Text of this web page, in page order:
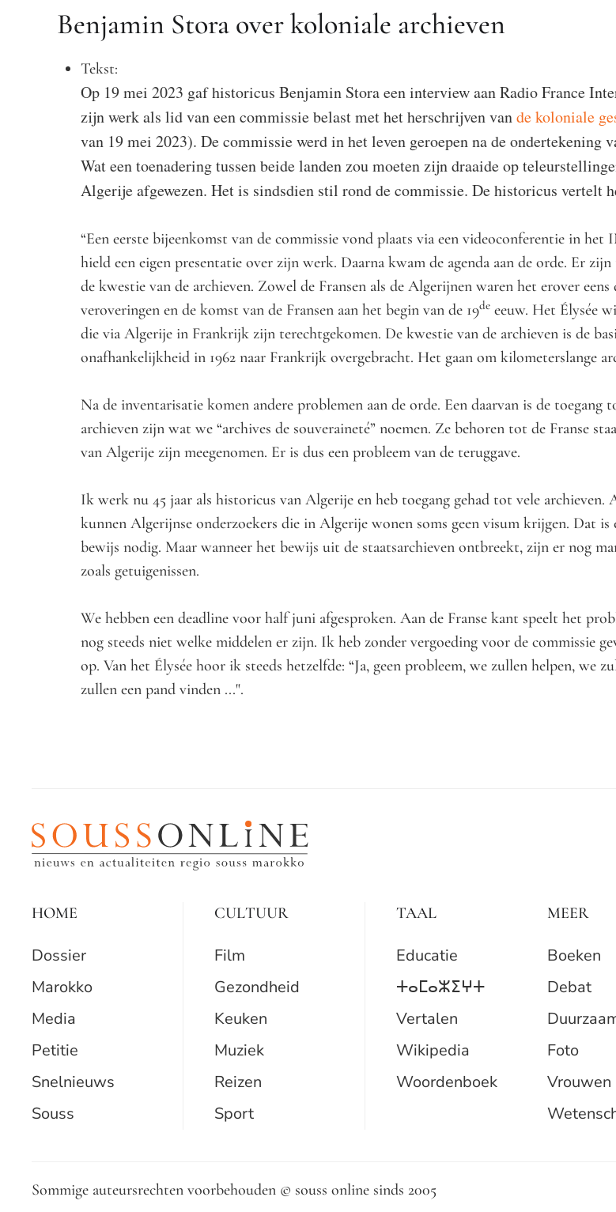
Benjamin Stora over koloniale archieven
Tekst:
Op 19 mei 2023 gaf historicus Benjamin Stora een interview aan Radio France
zijn werk als lid van een commissie belast met het herschrijven vande koloniale
van 19 mei 2023). De commissie werd in het leven geroepen na de ondertekening
Wat een toenadering tussen beide landen zou moeten zijn draaide op
Algerije afgewezen. Het is sindsdien stil rond de commissie. De historicus vertelt
“Een eerste bijeenkomst van de commissie vond plaats via een videoconferentie in
hield een eigen presentatie over zijn werk. Daarna kwam de agenda aan de orde. Er
de kwestie van de archieven. Zowel de Fransen als de Algerijnen waren het erover
veroveringen en de komst van de Fransen aan het begin van de 19de eeuw. Het Élysée
die via Algerije in Frankrijk zijn terechtgekomen. De kwestie van de archieven is de
onafhankelijkheid in 1962 naar Frankrijk overgebracht. Het gaan om kilometerslange
Na de inventarisatie komen andere problemen aan de orde. Een daarvan is de toegang
archieven zijn wat we “archives de souveraineté” noemen. Ze behoren tot de Franse
van Algerije zijn meegenomen. Er is dus een probleem van de teruggave.
Ik werk nu 45 jaar als historicus van Algerije en heb toegang gehad tot vele archieven.
kunnen Algerijnse onderzoekers die in Algerije wonen soms geen visum krijgen. Dat is
bewijs nodig. Maar wanneer het bewijs uit de staatsarchieven ontbreekt, zijn er nog
zoals getuigenissen.
We hebben een deadline voor half juni afgesproken. Aan de Franse kant speelt het
nog steeds niet welke middelen er zijn. Ik heb zonder vergoeding voor de commissie
op. Van het Élysée hoor ik steeds hetzelfde: “Ja, geen probleem, we zullen helpen, we
zullen een pand vinden ...".
HOME
Dossier
Marokko
Media
Petitie
Snelnieuws
Souss
CULTUUR
Film
Gezondheid
Keuken
Muziek
Reizen
Sport
TAAL
Educatie
ⵜⴰⵎⴰⵣⵉⵖⵜ
Vertalen
Wikipedia
Woordenboek
MEER
Boeken
Debat
Foto
Vrouwen
Sommige auteursrechten voorbehouden © souss online sinds 2005